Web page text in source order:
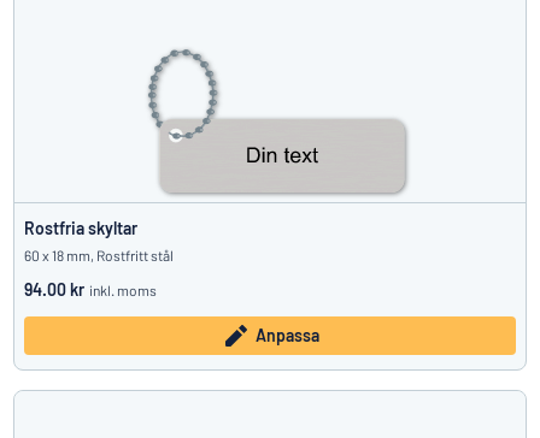
Rostfria skyltar
60 x 18 mm, Rostfritt stål
94.00 kr inkl. moms
Anpassa